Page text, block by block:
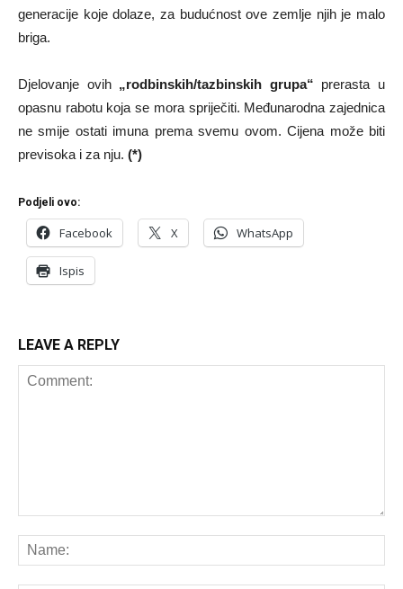
generacije koje dolaze, za budućnost ove zemlje njih je malo
briga.
Djelovanje ovih „rodbinskih/tazbinskih grupa“ prerasta u
opasnu rabotu koja se mora spriječiti. Međunarodna zajednica
ne smije ostati imuna prema svemu ovom. Cijena može biti
previsoka i za nju. (*)
Podjeli ovo:
Facebook X WhatsApp
Ispis
LEAVE A REPLY